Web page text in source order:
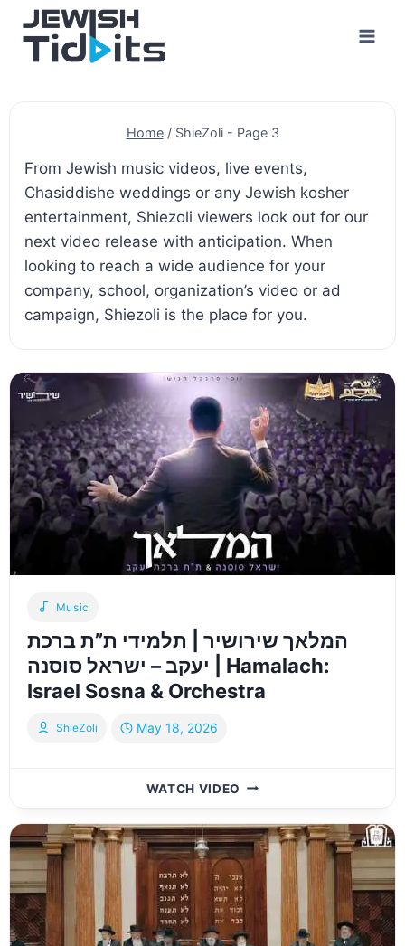
content
Home / ShieZoli- Page 3
From Jewish music videos, live events,
Chasiddishe weddings or any Jewish kosher
entertainment, Shiezoli viewers look out for our
next video release with anticipation. When
looking to reach a wide audience for your
company, school, organization’s video or ad
campaign, Shiezoli is the place for you.
Music
המלאך שירושיר | תלמידי ת”ת ברכת
יעקב – ישראל סוסנה | Hamalach:
Israel Sosna & Orchestra
ShieZoli May 18, 2026
WATCH VIDEO המלאך
|
תלמידי
ת”ת
ברכת
יעקב
–
ישראל